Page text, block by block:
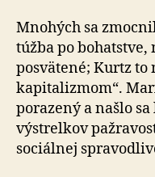
Mnohých sa
túžba po bohatstve,
posvätené; Kurtz
kapitalizmom“.
porazený a našlo
výstrelkov
sociálnej